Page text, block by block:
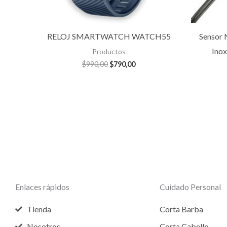
RELOJ SMARTWATCH WATCH55
Productos
$990,00$790,00
Sensor
Enlaces rápidos
Tienda
Cuidado Personal
Corta Barba